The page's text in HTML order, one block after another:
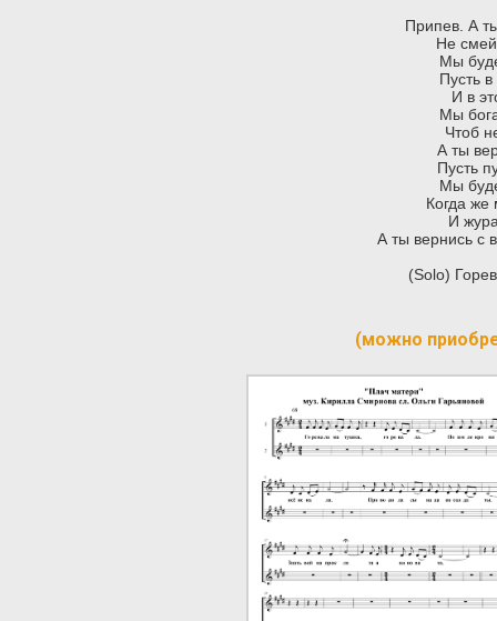
Припев. А
Не смей
Мы
Пусть
И в
Мы
Чтоб
А ты
Пусть
Мы
Когда же
И
А ты вернись с
(Solo)
(можно